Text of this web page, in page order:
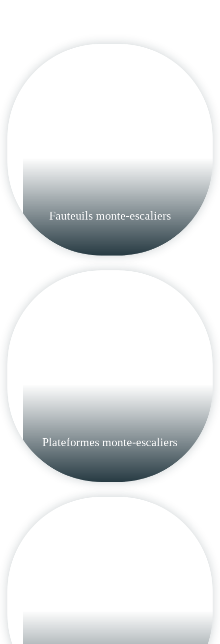
Fauteuils monte-escaliers
Fauteuils monte-escaliers
augue vivamus vel pharetra bibendum
Plateformes monte-escaliers